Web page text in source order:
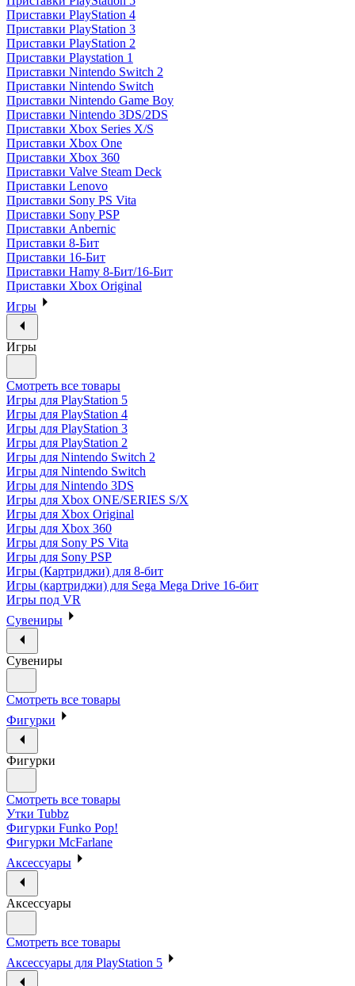
Приставки PlayStation 4
Приставки PlayStation 3
Приставки PlayStation 2
Приставки Playstation 1
Приставки Nintendo Switch 2
Приставки Nintendo Switch
Приставки Nintendo Game Boy
Приставки Nintendo 3DS/2DS
Приставки Xbox Series X/S
Приставки Xbox One
Приставки Xbox 360
Приставки Valve Steam Deck
Приставки Lenovo
Приставки Sony PS Vita
Приставки Sony PSP
Приставки Anbernic
Приставки 8-Бит
Приставки 16-Бит
Приставки Hamy 8-Бит/16-Бит
Приставки Xbox Original
Игры
Игры
Смотреть все товары
Игры для PlayStation 5
Игры для PlayStation 4
Игры для PlayStation 3
Игры для PlayStation 2
Игры для Nintendo Switch 2
Игры для Nintendo Switch
Игры для Nintendo 3DS
Игры для Xbox ONE/SERIES S/X
Игры для Xbox Original
Игры для Xbox 360
Игры для Sony PS Vita
Игры для Sony PSP
Игры (Картриджи) для 8-бит
Игры (картриджи) для Sega Mega Drive 16-бит
Игры под VR
Сувениры
Сувениры
Смотреть все товары
Фигурки
Фигурки
Смотреть все товары
Утки Tubbz
Фигурки Funko Pop!
Фигурки McFarlane
Аксессуары
Аксессуары
Смотреть все товары
Аксессуары для PlayStation 5